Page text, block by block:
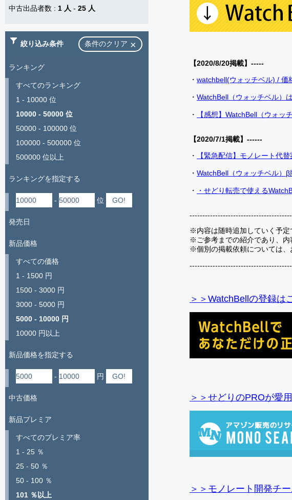
【2020/8/20掲載】-----
・ watchbell(ウォッチベル) / 価
・ WatchBell（ウォッチベル）
・ 【感想】WatchBell（ウォ
【2020/7/1掲載】------
・
【緊急配信】モノレート代
・ WatchBell（ウォッチベル）
・ ・せどり転売で使える
※内容は随時追加していく予定
※ご参考までの紹介であり、内
※個別の掲載依頼については、
＞＞WatchBellの登録は
＞＞せどりのPROが愛
＞＞モノレート開発チ
中古出品者数 : 1 人 - 25 人
絞り込み条件 条件のクリア
ランキング
すべてのランキング
1 - 10000 位
10000 - 50000 位
50000 - 100000 位
100000 - 500000 位
500000 位以上
ランキングを指定する
- 位
発売日
新品価格
すべての価格
1 - 1500 円
1500 - 3000 円
3000 - 5000 円
5000 - 10000 円
10000 円以上
新品価格を指定する
- 円
中古価格
新品プレミア
すべてのプレミア率
1 - 25 ％
25 - 50 ％
50 - 100 ％
101 ％以上